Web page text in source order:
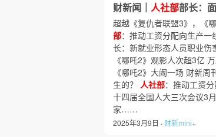
财新闻｜ 人社部部长：
超越《复仇者联盟3》，《
部：推动工资分配向生产一
长：新就业形态人员职业
《哪吒2》观影人次超3亿
《哪吒2》大闹一场 财新
生的？ 人社部：推动工资
十四届全国人大三次会议3
家……
2025年3月9日 · 财新mini+